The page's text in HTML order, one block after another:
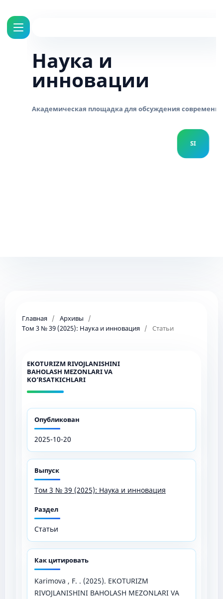
Наука и
инновации
Главная / Архивы
/
Том 3 № 39 (2025): Наука и инновация / Статьи
EKOTURIZM RIVOJLANISHINI
BAHOLASH MEZONLARI VA
KO‘RSATKICHLARI
Опубликован
2025-10-20
Выпуск
Том 3 № 39 (2025): Наука и инновация
Раздел
Статьи
Как цитировать
Karimova , F. . (2025). EKOTURIZM
RIVOJLANISHINI BAHOLASH MEZONLARI VA